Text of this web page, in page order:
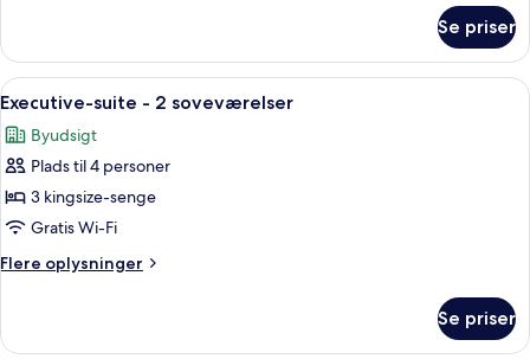
kingsize-
seng
(Plus)
værelse
1
seng
(Plus)
Se priser
Indlæs
alle
billeder
af
Executive-
suite
-
2
Et værelse med udsigt til en
7
Executive-suite - 2 soveværelser
Byudsigt
Plads til 4 personer
3 kingsize-senge
Gratis Wi-Fi
Flere oplysninger
Flere
suite
Se priser